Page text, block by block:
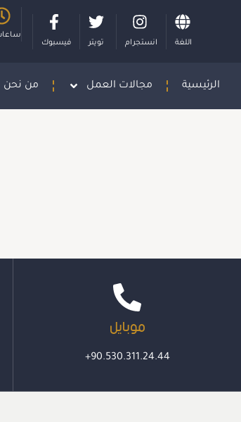
فيسبوك
تويتر انستجرام اللغة
الرئيسية مجالات العمل من نحن
موبايل
+90.530.311.24.44